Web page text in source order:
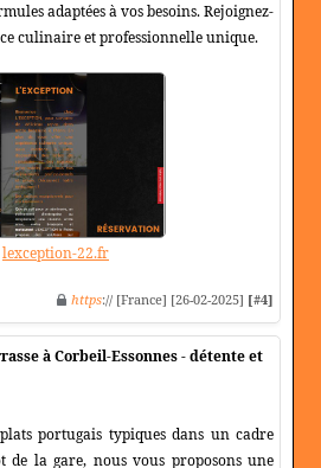
adaptées à vos besoins. Rejoignez-
culinaire et professionnelle unique.
lexception-22.fr
https:// [France] [26-02-2025] [#4]
à Corbeil-Essonnes - détente et
portugais typiques dans un cadre
de la gare, nous vous proposons une